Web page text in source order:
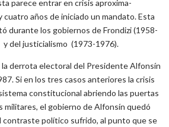
parece entrar en crisis aproxima­
años de iniciado un mandato. Esta
durante los gobiernos de Frondizi (1958-
del justicialismo (1973-1976).
la derrota electoral del Presidente Alfonsín
Si en los tres casos anteriores la crisis
constitucional abriendo las puertas
el gobierno de Alfonsín quedó
contraste político sufrido, al punto que se